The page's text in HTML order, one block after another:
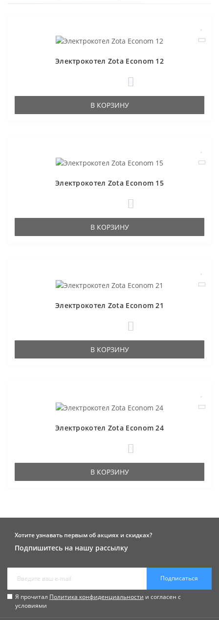
Электрокотел Zota Econom 12
В КОРЗИНУ
Электрокотел Zota Econom 15
В КОРЗИНУ
Электрокотел Zota Econom 21
В КОРЗИНУ
Электрокотел Zota Econom 24
В КОРЗИНУ
Хотите узнавать первым об акциях и скидках?
Подпишитесь на нашу рассылку
Подписаться
Я прочитал Политика конфиденциальности и согласен с
условиями